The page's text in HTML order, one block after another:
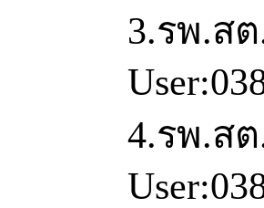
3.รพ.ส
4.รพ.ส